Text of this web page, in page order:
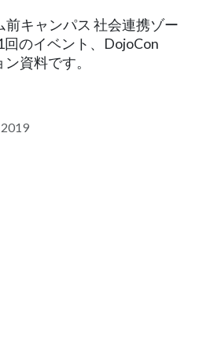
キャンパス 社会連携ゾー
回のイベント、DojoCon
資料です。